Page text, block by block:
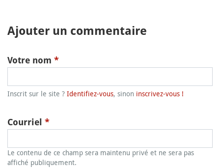
Ajouter un commentaire
Votre nom *
Inscrit sur le site ? Identifiez-vous, sinon inscrivez-vous !
Courriel *
Le contenu de ce champ sera maintenu privé et ne sera pas
affiché publiquement.